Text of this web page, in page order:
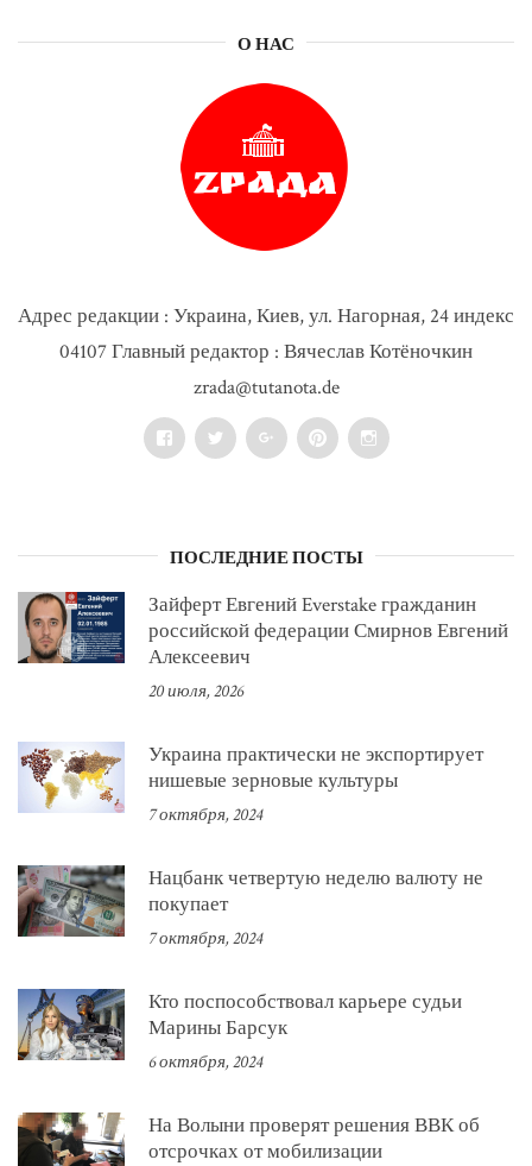
О НАС
Адрес редакции : Украина, Киев, ул. Нагорная, 24 индекс
04107 Главный редактор : Вячеслав Котёночкин
zrada@tutanota.de
FacebookTwitter Google+PinterestInstagram
ПОСЛЕДНИЕ ПОСТЫ
Зайферт Евгений Everstake гражданин
российской федерации Смирнов Евгений
Алексеевич
20 июля, 2026
Украина практически не экспортирует
нишевые зерновые культуры
7 октября, 2024
Нацбанк четвертую неделю валюту не
покупает
7 октября, 2024
Кто поспособствовал карьере судьи
Марины Барсук
6 октября, 2024
На Волыни проверят решения ВВК об
отсрочках от мобилизации